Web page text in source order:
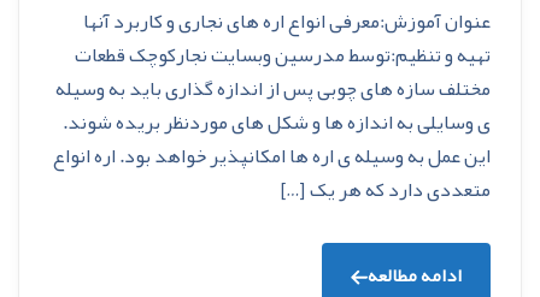
عنوان آموزش:معرفی انواع اره های نجاری و کاربرد آنها
تهیه و تنظیم:توسط مدرسین وبسایت نجارکوچک قطعات
مختلف سازه های چوبی پس از اندازه گذارى بايد به وسيله
ى وسايلى به اندازه ها و شکل هاى موردنظر بريده شوند.
اين عمل به وسيله ى اره ها امکانپذير خواهد بود. اره انواع
متعددى دارد که هر يک […]
ادامه مطالعه